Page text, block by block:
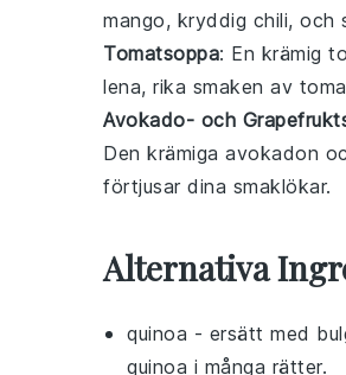
mango, kryddig chili, och
Tomatsoppa: En krämig
lena, rika smaken av
Avokado- och
Den krämiga avokadon
förtjusar dina smaklökar.
Alternativa
quinoa - ersätt med
quinoa i många rätter.